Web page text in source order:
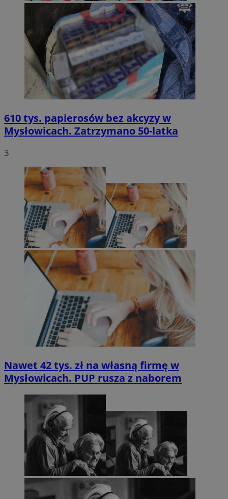
610 tys. papierosów bez akcyzy w
Mysłowicach. Zatrzymano 50-latka
3
Nawet 42 tys. zł na własną firmę w
Mysłowicach. PUP rusza z naborem